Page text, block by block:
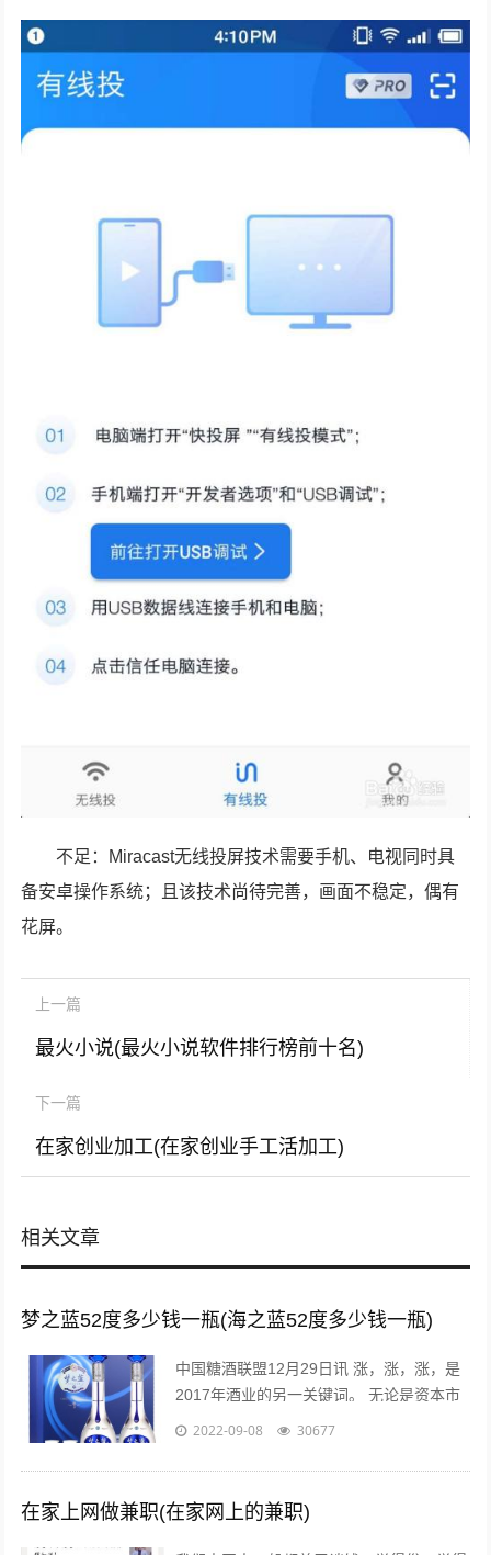
不足：Miracast无线投屏技术需要手机、电视同时具
备安卓操作系统；且该技术尚待完善，画面不稳定，偶有
花屏。
上一篇
最火小说(最火小说软件排行榜前十名)
下一篇
在家创业加工(在家创业手工活加工)
相关文章
梦之蓝52度多少钱一瓶(海之蓝52度多少钱一瓶)
中国糖酒联盟12月29日讯 涨，涨，涨，是
2017年酒业的另一关键词。 无论是资本市
场还是现货市场，无论是从高端到次高端品
2022-09-08 30677
在家上网做兼职(在家网上的兼职)